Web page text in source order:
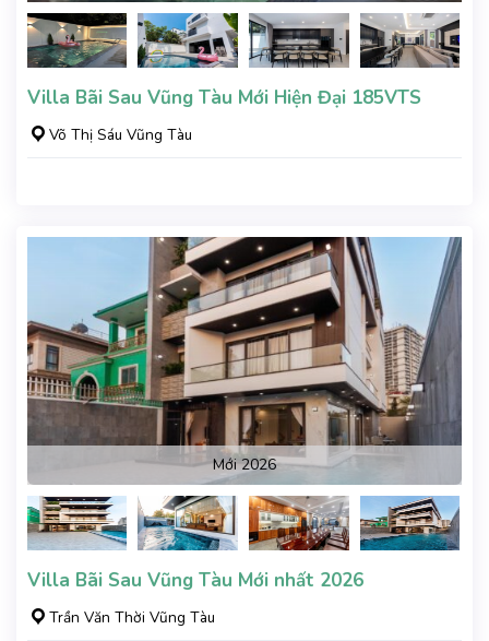
Villa Bãi Sau Vũng Tàu Mới Hiện Đại 185VTS
Võ Thị Sáu Vũng Tàu
Mới 2026
Villa Bãi Sau Vũng Tàu Mới nhất 2026
Trần Văn Thời Vũng Tàu